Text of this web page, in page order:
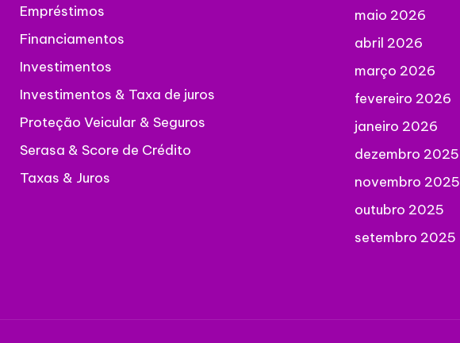
Empréstimos
Financiamentos
Investimentos
Investimentos & Taxa de juros
Proteção Veicular & Seguros
Serasa & Score de Crédito
Taxas & Juros
maio 2026
abril 2026
março 2026
fevereiro 2026
janeiro 2026
dezembro 2025
novembro 2025
outubro 2025
setembro 2025